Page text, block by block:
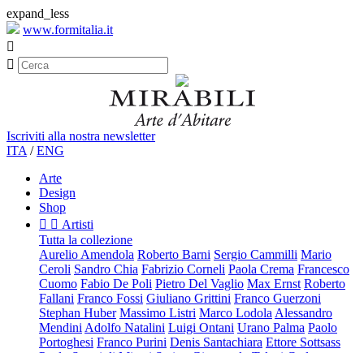
expand_less
www.formitalia.it


Iscriviti alla nostra newsletter
ITA /ENG
Arte
Design
Shop
  Artisti
Tutta la collezione
Aurelio Amendola Roberto Barni Sergio Cammilli Mario
Ceroli Sandro Chia Fabrizio Corneli Paola Crema Francesco
Cuomo Fabio De Poli Pietro Del Vaglio Max Ernst Roberto
Fallani Franco Fossi Giuliano Grittini Franco Guerzoni
Stephan Huber Massimo Listri Marco Lodola Alessandro
Mendini Adolfo Natalini Luigi Ontani Urano Palma Paolo
Portoghesi Franco Purini Denis Santachiara Ettore Sottsass